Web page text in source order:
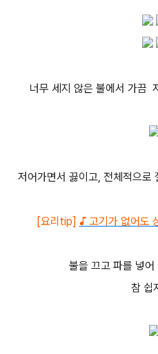
너무 세지 않은 불에서 가끔
저어가면서 끓이고, 전체적으로
[요리tip] ♪ 고기가 없어도
불을 끄고 파를 넣
참 쉽